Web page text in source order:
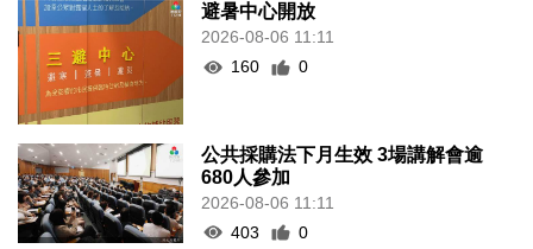
避暑中心開放
2026-08-06 11:11
160
0
公共採購法下月生效 3場講解會逾
680人參加
2026-08-06 11:11
403
0